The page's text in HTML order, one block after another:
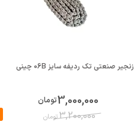
زنجیر صنعتی تک ردیفه سایز 06B چینی
3,000,000تومان
3,200,000تومان